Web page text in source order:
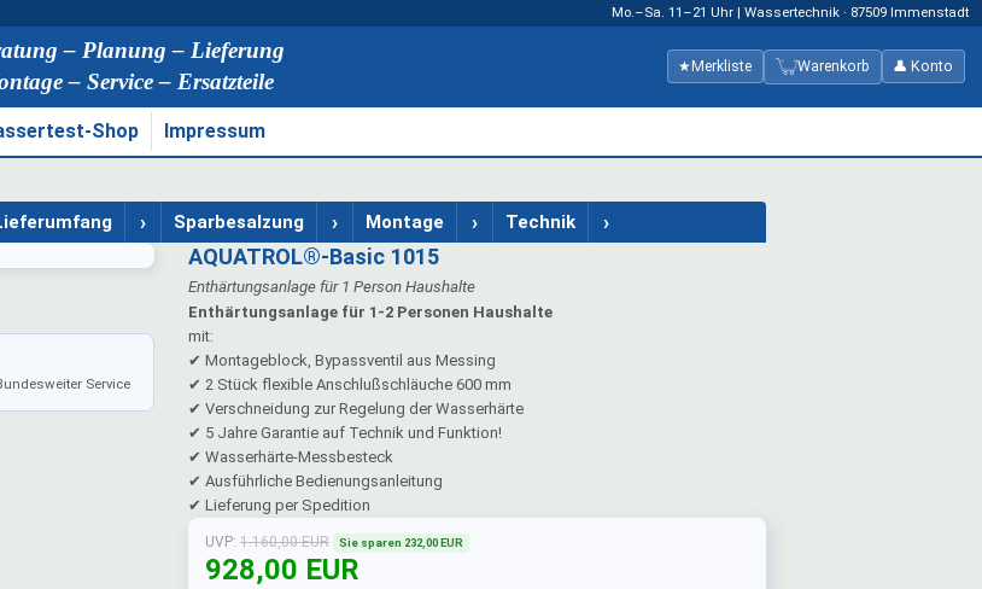
Mo.–Sa. 11–21 Uhr | Wassertechnik · 87509 Immenstadt
– Planung – Lieferung
– Service – Ersatzteile
★ Merkliste Warenkorb 👤 Konto
Shop Impressum
› Sparbesalzung › Montage › Technik ›
Service
AQUATROL®-Basic 1015
Enthärtungsanlage für 1 Person Haushalte
Enthärtungsanlage für 1-2 Personen Haushalte
mit:
✔ Montageblock, Bypassventil aus Messing
✔ 2 Stück flexible Anschlußschläuche 600 mm
✔ Verschneidung zur Regelung der Wasserhärte
✔ 5 Jahre Garantie auf Technik und Funktion!
✔ Wasserhärte-Messbesteck
✔ Ausführliche Bedienungsanleitung
✔ Lieferung per Spedition
UVP: 1.160,00 EUR Sie sparen 232,00 EUR
928,00 EUR